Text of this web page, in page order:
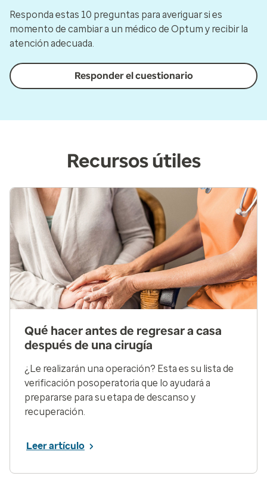
Responda estas 10 preguntas para averiguar si es
momento de cambiar a un médico de Optum y recibir la
atención adecuada.
Responder el cuestionario
Recursos útiles
Qué hacer antes de regresar a casa
después de una cirugía
¿Le realizarán una operación? Esta es su lista de
verificación posoperatoria que lo ayudará a
prepararse para su etapa de descanso y
recuperación.
Leer artículo